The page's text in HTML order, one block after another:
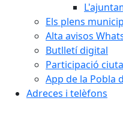
Els plens
Alta avisos
Butlletí digital
Participació
App de la Pobla
Adreces i telèfons